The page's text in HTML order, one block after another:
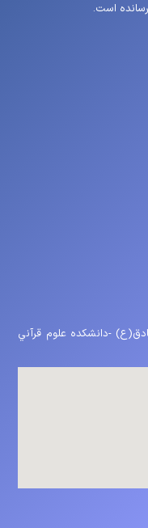
است.
-دانشكده علوم قرآني